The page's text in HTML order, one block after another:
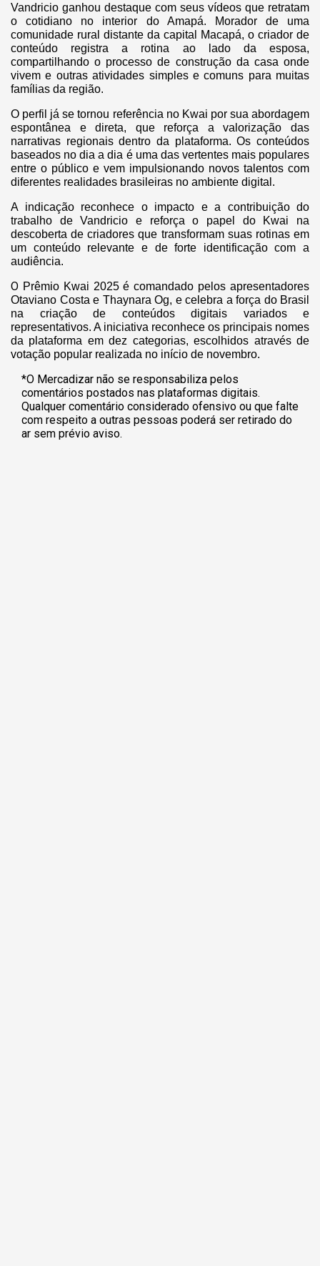
Vandricio ganhou destaque com seus vídeos que retratam
o cotidiano no interior do Amapá. Morador de uma
comunidade rural distante da capital Macapá, o criador de
conteúdo registra a rotina ao lado da esposa,
compartilhando o processo de construção da casa onde
vivem e outras atividades simples e comuns para muitas
famílias da região.
O perfil já se tornou referência no Kwai por sua abordagem
espontânea e direta, que reforça a valorização das
narrativas regionais dentro da plataforma. Os conteúdos
baseados no dia a dia é uma das vertentes mais populares
entre o público e vem impulsionando novos talentos com
diferentes realidades brasileiras no ambiente digital.
A indicação reconhece o impacto e a contribuição do
trabalho de Vandricio e reforça o papel do Kwai na
descoberta de criadores que transformam suas rotinas em
um conteúdo relevante e de forte identificação com a
audiência.
O Prêmio Kwai 2025 é comandado pelos apresentadores
Otaviano Costa e Thaynara Og, e celebra a força do Brasil
na criação de conteúdos digitais variados e
representativos. A iniciativa reconhece os principais nomes
da plataforma em dez categorias, escolhidos através de
votação popular realizada no início de novembro.
*O Mercadizar não se responsabiliza pelos
comentários postados nas plataformas digitais.
Qualquer comentário considerado ofensivo ou que falte
com respeito a outras pessoas poderá ser retirado do
ar sem prévio aviso.